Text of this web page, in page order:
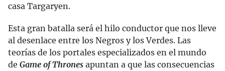
casa Targaryen.
Esta gran batalla será el hilo conductor que nos lleve
al desenlace entre los Negros y los Verdes. Las
teorías de los portales especializados en el mundo
de Game of Thrones apuntan a que las consecuencias